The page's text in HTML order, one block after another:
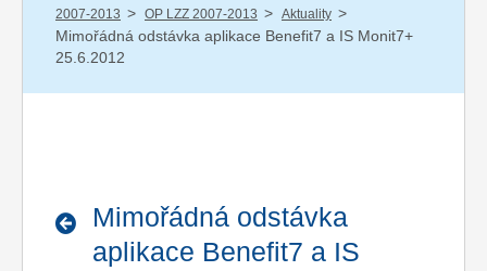
2007-2013 / OP LZZ 2007-2013 / Aktuality /
Mimořádná odstávka aplikace Benefit7 a IS Monit7+
25.6.2012
Mimořádná odstávka
aplikace Benefit7 a IS